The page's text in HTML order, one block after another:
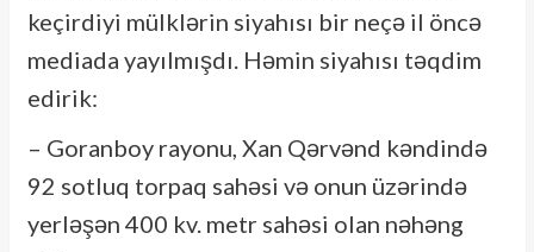
keçirdiyi mülklərin siyahısı bir neçə il öncə
mediada yayılmışdı. Həmin siyahısı təqdim
edirik:
– Goranboy rayonu, Xan Qərvənd kəndində
92 sotluq torpaq sahəsi və onun üzərində
yerləşən 400 kv. metr sahəsi olan nəhəng